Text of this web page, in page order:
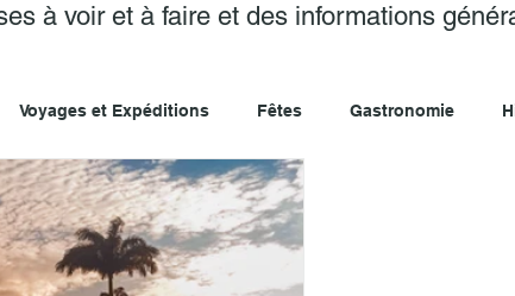
à voir et à faire et des informations
Voyages et Expéditions Fêtes Gastronomie
Plages Que faire à Parati